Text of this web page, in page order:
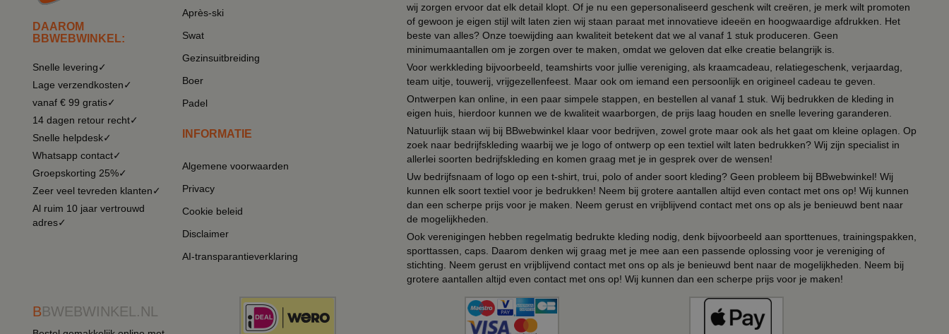
DAAROM
BBWEBWINKEL:
Snelle levering✓
Lage verzendkosten✓
vanaf € 99 gratis✓
14 dagen retour recht✓
Snelle helpdesk✓
Whatsapp contact✓
Groepskorting 25%✓
Zeer veel tevreden klanten✓
Al ruim 10 jaar vertrouwd
adres✓
Après-ski
Swat
Gezinsuitbreiding
Boer
Padel
INFORMATIE
Algemene voorwaarden
Privacy
Cookie beleid
Disclaimer
AI-transparantieverklaring
wij zorgen ervoor dat elk detail klopt. Of je nu een gepersonaliseerd geschenk wilt creëren, je merk wilt promoten
of gewoon je eigen stijl wilt laten zien wij staan paraat met innovatieve ideeën en hoogwaardige afdrukken. Het
beste van alles? Onze toewijding aan kwaliteit betekent dat we al vanaf 1 stuk produceren. Geen
minimumaantallen om je zorgen over te maken, omdat we geloven dat elke creatie belangrijk is.
Voor werkkleding bijvoorbeeld, teamshirts voor jullie vereniging, als kraamcadeau, relatiegeschenk, verjaardag,
team uitje, touwerij, vrijgezellenfeest. Maar ook om iemand een persoonlijk en origineel cadeau te geven.
Ontwerpen kan online, in een paar simpele stappen, en bestellen al vanaf 1 stuk. Wij bedrukken de kleding in
eigen huis, hierdoor kunnen we de kwaliteit waarborgen, de prijs laag houden en snelle levering garanderen.
Natuurlijk staan wij bij BBwebwinkel klaar voor bedrijven, zowel grote maar ook als het gaat om kleine oplagen. Op
zoek naar bedrijfskleding waarbij we je logo of ontwerp op een textiel wilt laten bedrukken? Wij zijn specialist in
allerlei soorten bedrijfskleding en komen graag met je in gesprek over de wensen!
Uw bedrijfsnaam of logo op een t-shirt, trui, polo of ander soort kleding? Geen probleem bij BBwebwinkel! Wij
kunnen elk soort textiel voor je bedrukken! Neem bij grotere aantallen altijd even contact met ons op! Wij kunnen
dan een scherpe prijs voor je maken. Neem gerust en vrijblijvend contact met ons op als je benieuwd bent naar
de mogelijkheden.
Ook verenigingen hebben regelmatig bedrukte kleding nodig, denk bijvoorbeeld aan sporttenues, trainingspakken,
sporttassen, caps. Daarom denken wij graag met je mee aan een passende oplossing voor je vereniging of
stichting. Neem gerust en vrijblijvend contact met ons op als je benieuwd bent naar de mogelijkheden. Neem bij
grotere aantallen altijd even contact met ons op! Wij kunnen dan een scherpe prijs voor je maken!
BBWEBWINKEL.NL